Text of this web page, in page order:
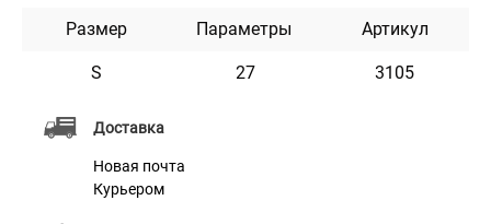
Доставка
Новая почта
Курьером
перетягивание и тренировки хвата. Конструкция без
мелких деталей делает игрушку безопасной как для
Подходит для ежедневных прогулок и домашних игр,
помогает направить энергию питомца в полезную
активность и укрепляет эмоциональную связь
Размер Параметры Артикул
S 27 3105